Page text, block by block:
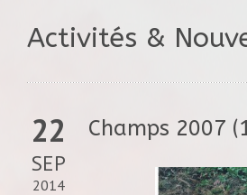
Activités &
22
SEP
2014
Champs 2007